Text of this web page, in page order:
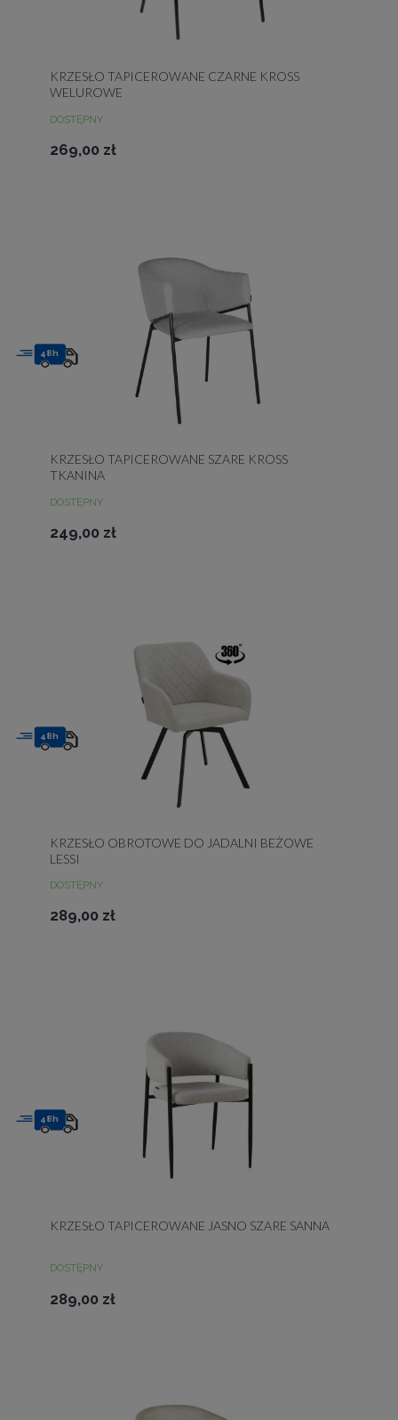
KRZESŁO TAPICEROWANE CZARNE KROSS
WELUROWE
DOSTĘPNY
269,00 zł
KRZESŁO TAPICEROWANE SZARE KROSS
TKANINA
DOSTĘPNY
249,00 zł
48h
KRZESŁO OBROTOWE DO JADALNI BEŻOWE
LESSI
DOSTĘPNY
289,00 zł
48h
KRZESŁO TAPICEROWANE JASNO SZARE SANNA
DOSTĘPNY
289,00 zł
48h